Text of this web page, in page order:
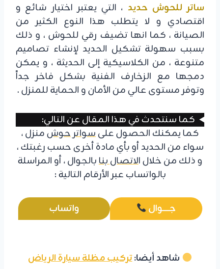
ساتر للحوش حديد ، التي يعتبر اختيار شائع و
اقتصادي و لا يتطلب هذا النوع الكثير من
الصيانة ، كما انها تضيف رقي للحوش ، و ذلك
بسبب سهولة تشكيل الحديد لإنشاء تصاميم
متنوعة ، من الكلاسيكية إلى الحديثة ، و يمكن
دمجها مع الزخارف الفنية بشكل فاخر جداً
وتوفر مستوى عالي من الأمان و الحماية للمنزل .
كما سنتحدث في هذا المقال عن التالي:
كما يمكنك الحصول علىسواتر حوش منزل ،
سواء من الحديد أو بأي مادة أخرى حسب رغبتك ،
و ذلك من خلال الاتصال بنابالجوال ، أو المراسلة
بالواتساب عبر الأرقام التالية :
جـــــــوال واتساب
شاهد أيضا:تركيب مظلة سيارة الرياض